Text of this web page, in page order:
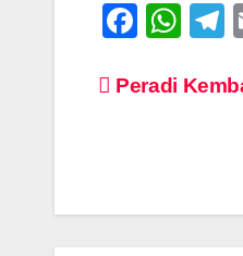
F
c
W
at e
Post
Peradi